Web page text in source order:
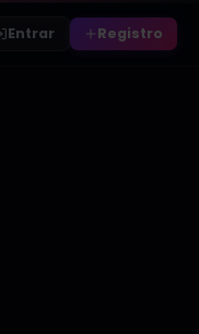
Entrar Registro